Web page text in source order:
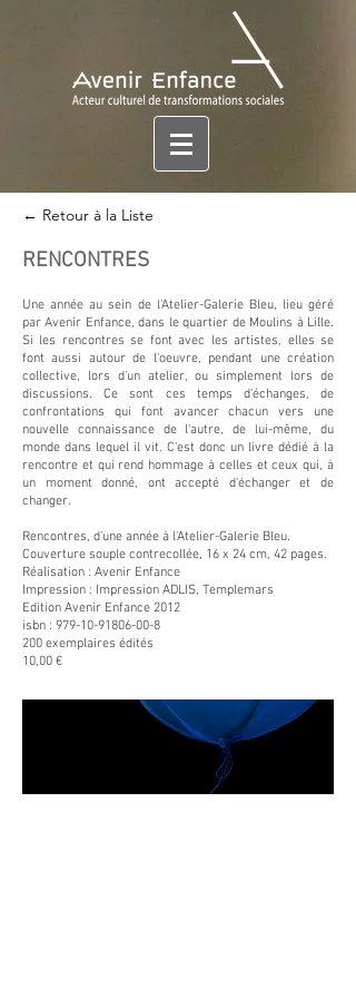
← Retour à la Liste
RENCONTRES
Une année au sein de l'Atelier-Galerie Bleu, lieu géré
par Avenir Enfance, dans le quartier de Moulins à Lille.
Si les rencontres se font avec les artistes, elles se
font aussi autour de l'oeuvre, pendant une création
collective, lors d'un atelier, ou simplement lors de
discussions. Ce sont ces temps d'échanges, de
confrontations qui font avancer chacun vers une
nouvelle connaissance de l'autre, de lui-même, du
monde dans lequel il vit. C'est donc un livre dédié à la
rencontre et qui rend hommage à celles et ceux qui, à
un moment donné, ont accepté d'échanger et de
changer.
Rencontres, d'une année à l'Atelier-Galerie Bleu.
Couverture souple contrecollée, 16 x 24 cm, 42 pages.
Réalisation : Avenir Enfance
Impression : Impression ADLIS, Templemars
Edition Avenir Enfance 2012
isbn : 979-10-91806-00-8
200 exemplaires édités
10,00 €